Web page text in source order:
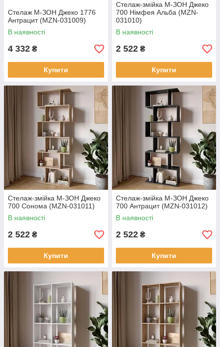
Стелаж М-ЗОН Джеко 1776
Антрацит (MZN-031009)
В наявності
4 332 ₴
Купити
Стелаж-змійка М-ЗОН Джеко
700 Німфея Альба (MZN-
031010)
В наявності
2 522 ₴
Купити
Стелаж-змійка М-ЗОН Джеко
700 Сонома (MZN-031011)
В наявності
2 522 ₴
Купити
Стелаж-змійка М-ЗОН Джеко
700 Антрацит (MZN-031012)
В наявності
2 522 ₴
Купити